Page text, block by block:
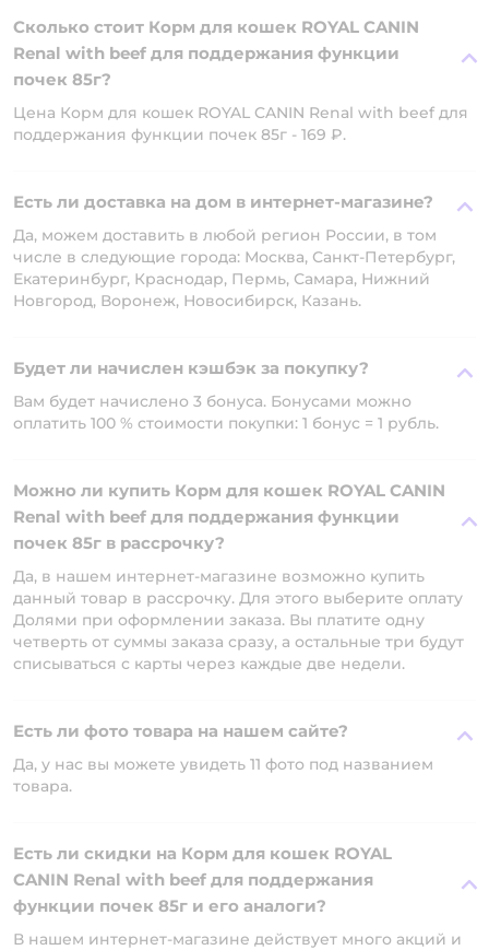
Сколько стоит Корм для кошек ROYAL CANIN
Renal with beef для поддержания функции
почек 85г?
Цена Корм для кошек ROYAL CANIN Renal with beef для
поддержания функции почек 85г - 169 ₽.
Есть ли доставка на дом в интернет-магазине?
Да, можем доставить в любой регион России, в том
числе в следующие города: Москва, Санкт-Петербург,
Екатеринбург, Краснодар, Пермь, Самара, Нижний
Новгород, Воронеж, Новосибирск, Казань.
Будет ли начислен кэшбэк за покупку?
Вам будет начислено 3 бонуса. Бонусами можно
оплатить 100 % стоимости покупки: 1 бонус = 1 рубль.
Можно ли купить Корм для кошек ROYAL CANIN
Renal with beef для поддержания функции
почек 85г в рассрочку?
Да, в нашем интернет-магазине возможно купить
данный товар в рассрочку. Для этого выберите оплату
Долями при оформлении заказа. Вы платите одну
четверть от суммы заказа сразу, а остальные три будут
списываться с карты через каждые две недели.
Есть ли фото товара на нашем сайте?
Да, у нас вы можете увидеть 11 фото под названием
товара.
Есть ли скидки на Корм для кошек ROYAL
CANIN Renal with beef для поддержания
функции почек 85г и его аналоги?
В нашем интернет-магазине действует много акций и